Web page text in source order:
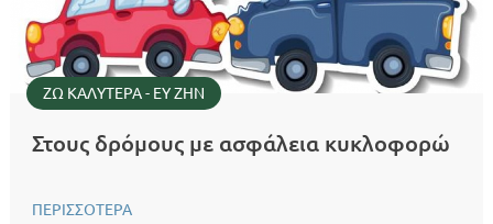
ΖΩ ΚΑΛΥΤΕΡΑ - ΕΥ ΖΗΝ
Στους δρόμους με ασφάλεια κυκλοφορώ
ΠΕΡΙΣΣΟΤΕΡΑ